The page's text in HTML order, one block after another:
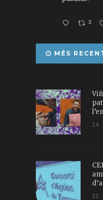
3
MÉS
24
22